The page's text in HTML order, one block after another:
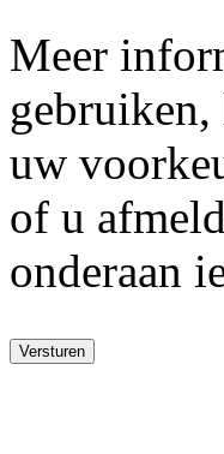
Meer
uw
of u
onderaan
Versturen